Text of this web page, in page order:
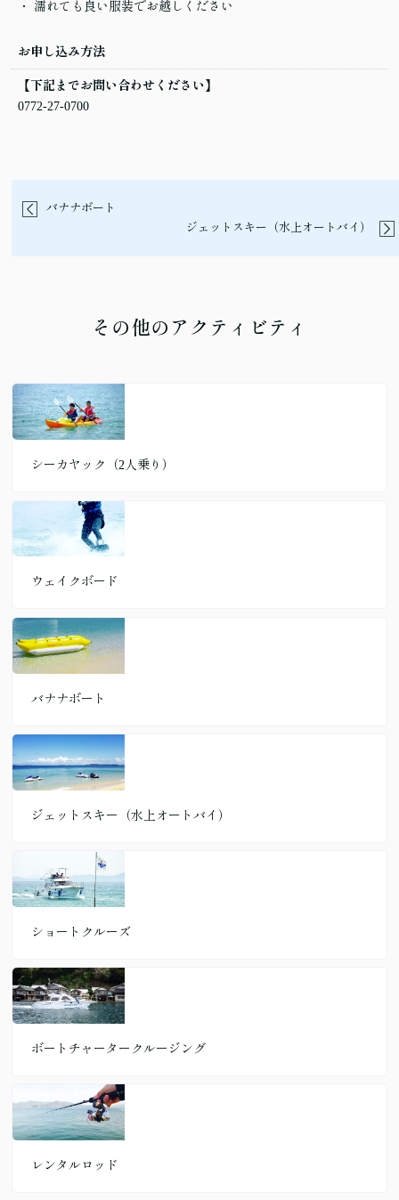
濡れても良い服装でお越しください
お申し込み方法
【下記までお問い合わせください】
0772-27-0700
バナナボート
ジェットスキー（水上オートバイ）
その他のアクティビティ
シーカヤック（2人乗り）
ウェイクボード
バナナボート
ジェットスキー（水上オートバイ）
ショートクルーズ
ボートチャータークルージング
レンタルロッド